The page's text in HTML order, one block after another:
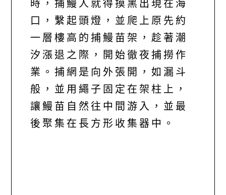
時，捕鰻人就得摸黑出現在海
口，繫起頭燈，並爬上原先約
一層樓高的捕鰻苗架，趁著潮
汐漲退之際，開始徹夜捕撈作
業。捕網是向外張開，如漏斗
般，並用繩子固定在架柱上，
讓鰻苗自然往中間游入，並最
後聚集在長方形收集器中。